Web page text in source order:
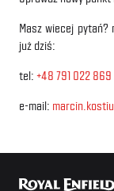
Masz wiecej pytań?
już dziś:
tel: +48 791 022 869
e-mail: